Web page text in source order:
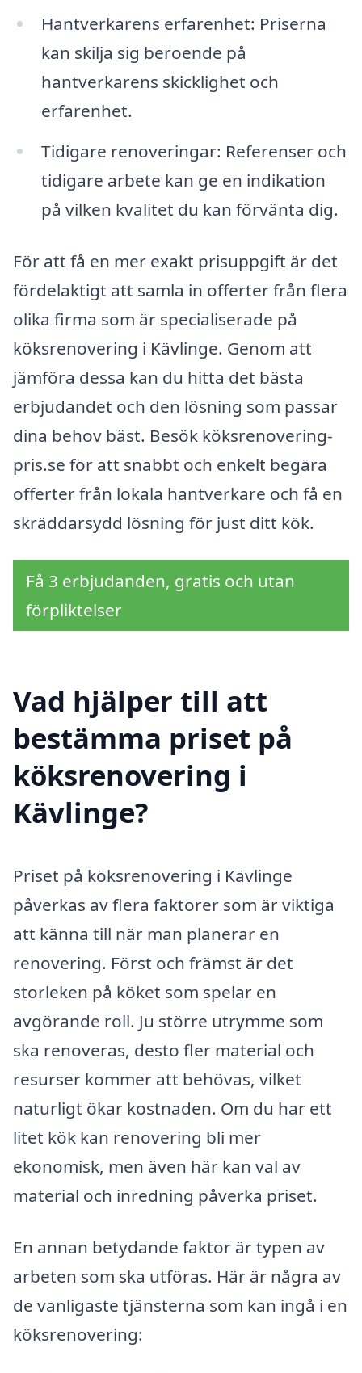
Hantverkarens erfarenhet: Priserna
kan skilja sig beroende på
hantverkarens skicklighet och
erfarenhet.
Tidigare renoveringar: Referenser och
tidigare arbete kan ge en indikation
på vilken kvalitet du kan förvänta dig.
För att få en mer exakt prisuppgift är det
fördelaktigt att samla in offerter från flera
olika firma som är specialiserade på
köksrenovering i Kävlinge. Genom att
jämföra dessa kan du hitta det bästa
erbjudandet och den lösning som passar
dina behov bäst. Besök köksrenovering-
pris.se för att snabbt och enkelt begära
offerter från lokala hantverkare och få en
skräddarsydd lösning för just ditt kök.
Få 3 erbjudanden, gratis och utan
förpliktelser
Vad hjälper till att
bestämma priset på
köksrenovering i
Kävlinge?
Priset på köksrenovering i Kävlinge
påverkas av flera faktorer som är viktiga
att känna till när man planerar en
renovering. Först och främst är det
storleken på köket som spelar en
avgörande roll. Ju större utrymme som
ska renoveras, desto fler material och
resurser kommer att behövas, vilket
naturligt ökar kostnaden. Om du har ett
litet kök kan renovering bli mer
ekonomisk, men även här kan val av
material och inredning påverka priset.
En annan betydande faktor är typen av
arbeten som ska utföras. Här är några av
de vanligaste tjänsterna som kan ingå i en
köksrenovering: